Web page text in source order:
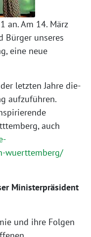
an. Am 14. März
Bürger unse­res
eine neue
letz­ten Jahre die­
auf­zu­füh­ren.
auch
wuerttemberg/
Ministerpräsident
und ihre Folgen